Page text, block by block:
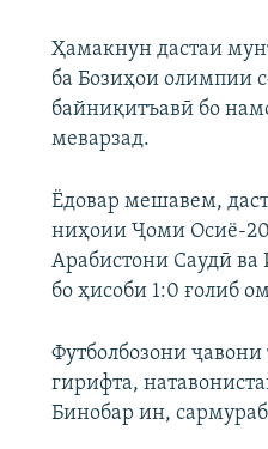
Ҳамакнун дастаи
ба Бозиҳои олимпии
байниқитъавӣ бо
меварзад.
Ёдовар мешавем,
ниҳоии Ҷоми Осиё-
Арабистони Саудӣ ва
бо ҳисоби 1:0 ғолиб
Футболбозони
гирифта,
Бинобар ин,